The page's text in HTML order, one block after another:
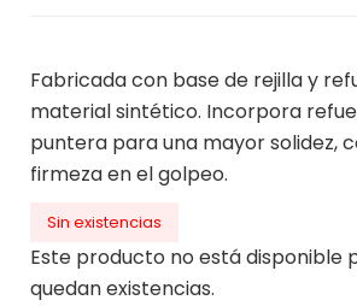
Fabricada con base de rejilla y
material sintético. Incorpora
puntera para una mayor solidez,
firmeza en el golpeo.
Sin existencias
Este producto no está disponible
quedan existencias.